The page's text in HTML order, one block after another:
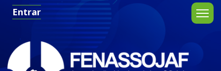
Entrar